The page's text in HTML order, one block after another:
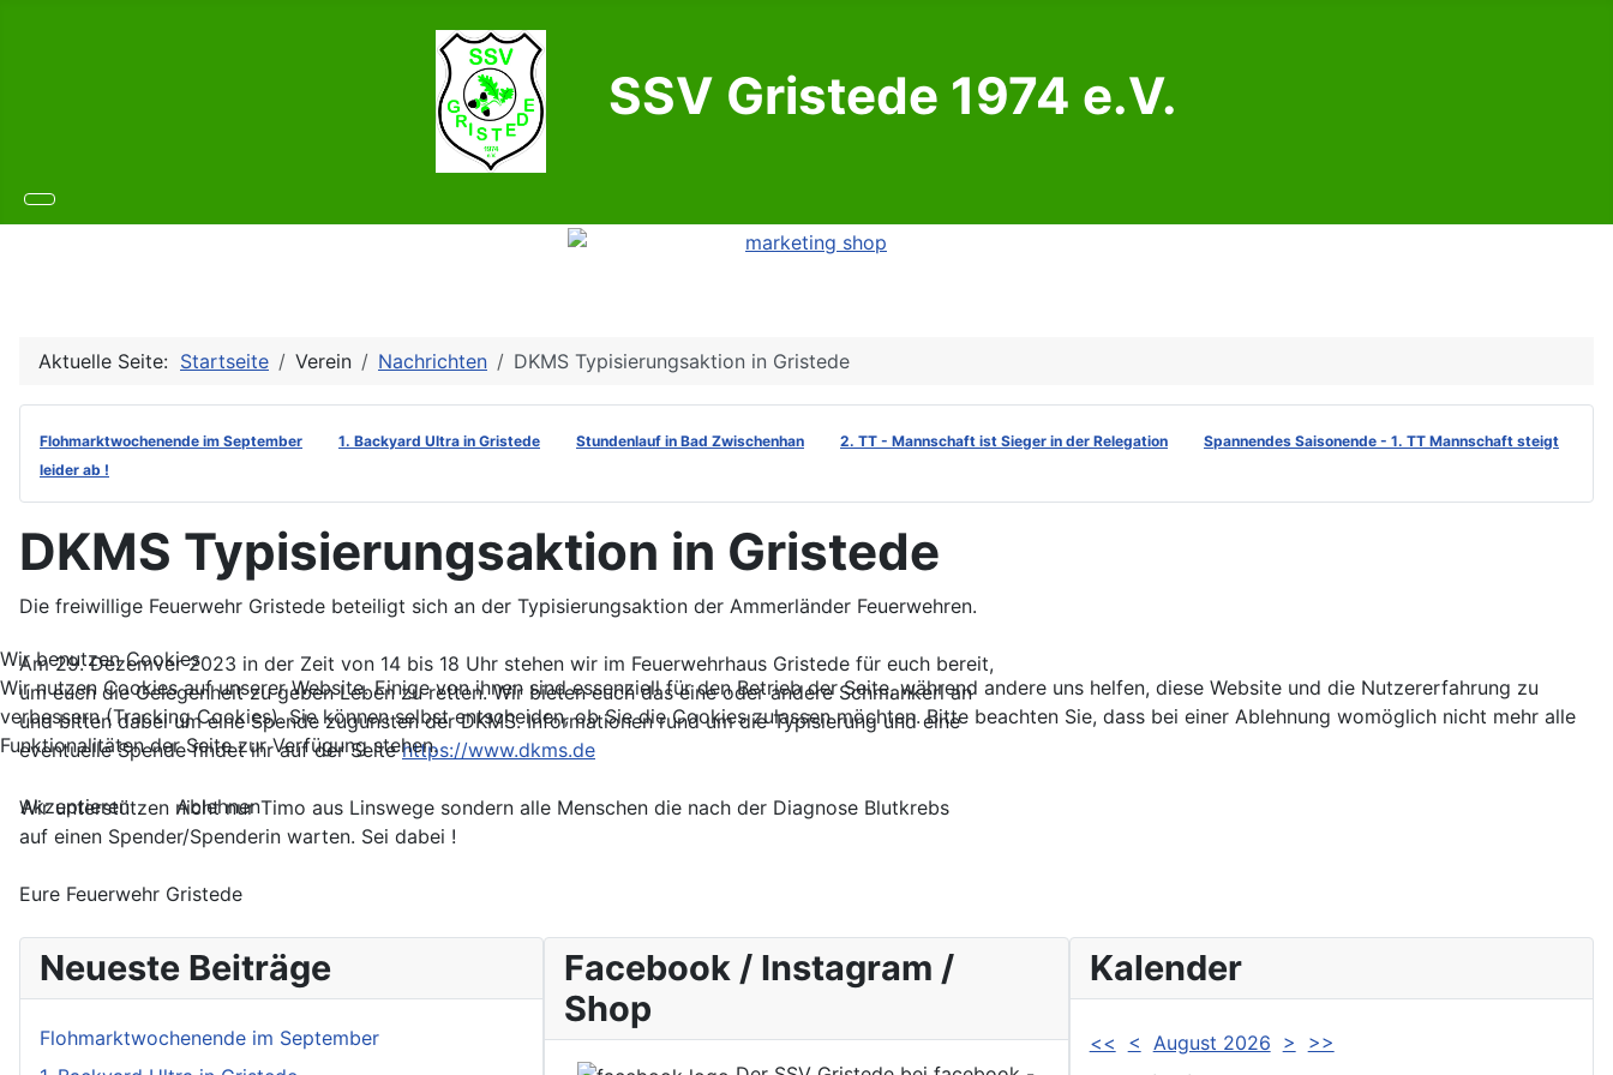
SSV Gristede 1974 e.V.
Aktuelle Seite: Startseite Verein Nachrichten DKMS Typisierungsaktion in Gristede
Flohmarktwochenende im September 1. Backyard Ultra in Gristede Stundenlauf in Bad Zwischenhan 2. TT - Mannschaft ist Sieger in der Relegation
Spannendes Saisonende - 1. TT Mannschaft steigt
leider ab !
DKMS Typisierungsaktion in Gristede
Die freiwillige Feuerwehr Gristede beteiligt sich an der Typisierungsaktion der Ammerländer Feuerwehren.
Am 29. Dezemver 2023 in der Zeit von 14 bis 18 Uhr stehen wir im Feuerwehrhaus Gristede für euch bereit,
um euch die Gelegenheit zu geben Leben zu retten. Wir bieten euch das eine oder andere Schmankerl an
und bitten dabei um eine Spende zugunsten der DKMS. Informationen rund um die Typisierung und eine
eventuelle Spende findet ihr auf der Seitehttps://www.dkms.de
Wir unterstützen nicht nur Timo aus Linswege sondern alle Menschen die nach der Diagnose Blutkrebs
auf einen Spender/Spenderin warten. Sei dabei !
Eure Feuerwehr Gristede
Neueste Beiträge
Flohmarktwochenende im September
Facebook / Instagram /
Shop
Kalender
<< < August 2026 >
>>
Wir benutzen Cookies
Wir nutzen Cookies auf unserer Website. Einige von ihnen sind essenziell für den Betrieb der Seite, während andere uns helfen, diese Website und die Nutzererfahrung zu
verbessern (Tracking Cookies). Sie können selbst entscheiden, ob Sie die Cookies zulassen möchten. Bitte beachten Sie, dass bei einer Ablehnung womöglich nicht mehr alle
Funktionalitäten der Seite zur Verfügung stehen.
Akzeptieren Ablehnen